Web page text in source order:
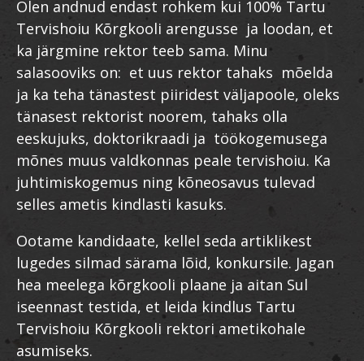
Olen andnud endast rohkem kui 100% Tartu
Tervishoiu Kõrgkooli arengusse ja loodan, et
ka järgmine rektor teeb sama. Minu
salasooviks on: et uus rektor tahaks mõelda
ja ka teha tänastest piiridest väljapoole, oleks
tänasest rektorist noorem, tahaks olla
eeskujuks, doktorikraadi ja töökogemusega
mõnes muus valdkonnas peale tervishoiu. Ka
juhtimiskogemus ning kõneosavus tulevad
selles ametis kindlasti kasuks.
Ootame kandidaate, kellel seda artiklikest
lugedes silmad särama lõid, konkursile. Jagan
hea meelega kõrgkooli plaane ja aitan Sul
iseennast testida, et leida kindlus Tartu
Tervishoiu Kõrgkooli rektori ametikohale
asumiseks.